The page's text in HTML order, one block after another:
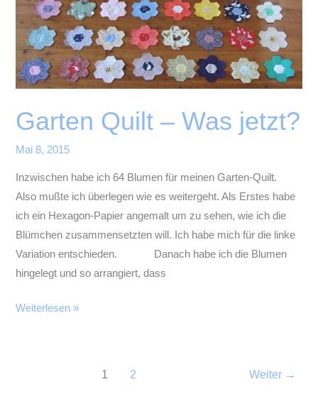
Garten Quilt – Was jetzt?
Mai 8, 2015
Inzwischen habe ich 64 Blumen für meinen Garten-Quilt.
Also mußte ich überlegen wie es weitergeht. Als Erstes habe
ich ein Hexagon-Papier angemalt um zu sehen, wie ich die
Blümchen zusammensetzten will. Ich habe mich für die linke
Variation entschieden. Danach habe ich die Blumen
hingelegt und so arrangiert, dass
Garten
Weiterlesen »
1 2 Weiter →